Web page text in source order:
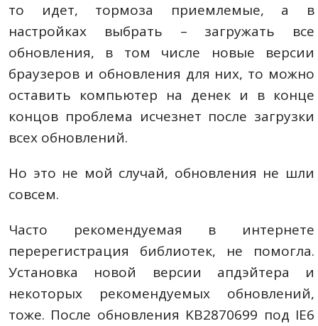
то идет, тормоза приемлемые, а в
настройках выбрать – загружать все
обновления, в том числе новые версии
браузеров и обновления для них, то можно
оставить компьютер на денек и в конце
концов проблема исчезнет после загрузки
всех обновлений.
Но это не мой случай, обновления не шли
совсем.
Часто рекомендуемая в интернете
перерегистрация библиотек, не помогла.
Установка новой версии апдэйтера и
некоторых рекомендуемых обновлений,
тоже. После обновления KB2870699 под IE6